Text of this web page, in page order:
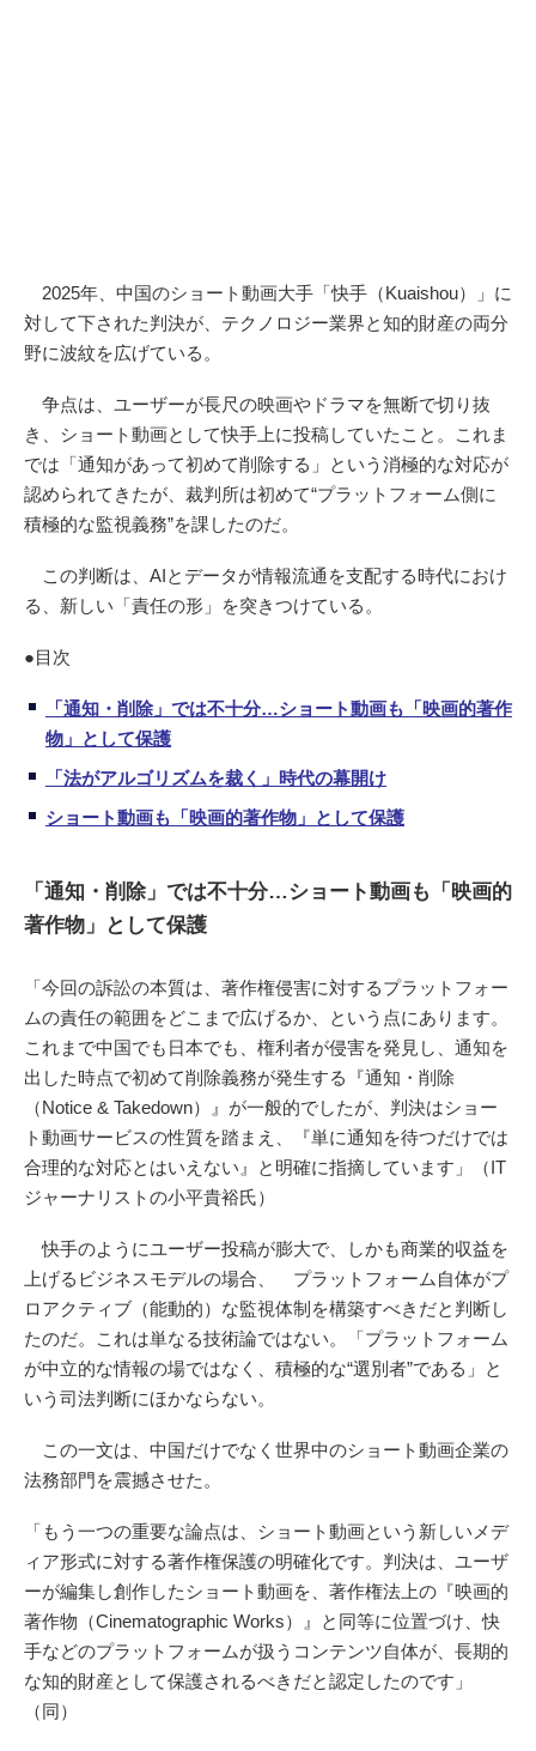
2025年、中国のショート動画大手「快手（Kuaishou）」に
対して下された判決が、テクノロジー業界と知的財産の両分
野に波紋を広げている。
争点は、ユーザーが長尺の映画やドラマを無断で切り抜
き、ショート動画として快手上に投稿していたこと。これま
では「通知があって初めて削除する」という消極的な対応が
認められてきたが、裁判所は初めて“プラットフォーム側に
積極的な監視義務”を課したのだ。
この判断は、AIとデータが情報流通を支配する時代におけ
る、新しい「責任の形」を突きつけている。
●目次
「通知・削除」では不十分…ショート動画も「映画的著作
物」として保護
「法がアルゴリズムを裁く」時代の幕開け
ショート動画も「映画的著作物」として保護
「通知・削除」では不十分…ショート動画も「映画的
著作物」として保護
「今回の訴訟の本質は、著作権侵害に対するプラットフォー
ムの責任の範囲をどこまで広げるか、という点にあります。
これまで中国でも日本でも、権利者が侵害を発見し、通知を
出した時点で初めて削除義務が発生する『通知・削除
（Notice & Takedown）』が一般的でしたが、判決はショー
ト動画サービスの性質を踏まえ、『単に通知を待つだけでは
合理的な対応とはいえない』と明確に指摘しています」（IT
ジャーナリストの小平貴裕氏）
快手のようにユーザー投稿が膨大で、しかも商業的収益を
上げるビジネスモデルの場合、 プラットフォーム自体がプ
ロアクティブ（能動的）な監視体制を構築すべきだと判断し
たのだ。これは単なる技術論ではない。「プラットフォーム
が中立的な情報の場ではなく、積極的な“選別者”である」と
いう司法判断にほかならない。
この一文は、中国だけでなく世界中のショート動画企業の
法務部門を震撼させた。
「もう一つの重要な論点は、ショート動画という新しいメデ
ィア形式に対する著作権保護の明確化です。判決は、ユーザ
ーが編集し創作したショート動画を、著作権法上の『映画的
著作物（Cinematographic Works）』と同等に位置づけ、快
手などのプラットフォームが扱うコンテンツ自体が、長期的
な知的財産として保護されるべきだと認定したのです」
（同）